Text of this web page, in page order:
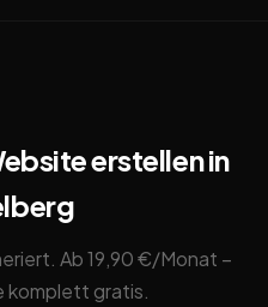
erstellen in
Ab 19,90 €/Monat –
komplett gratis.